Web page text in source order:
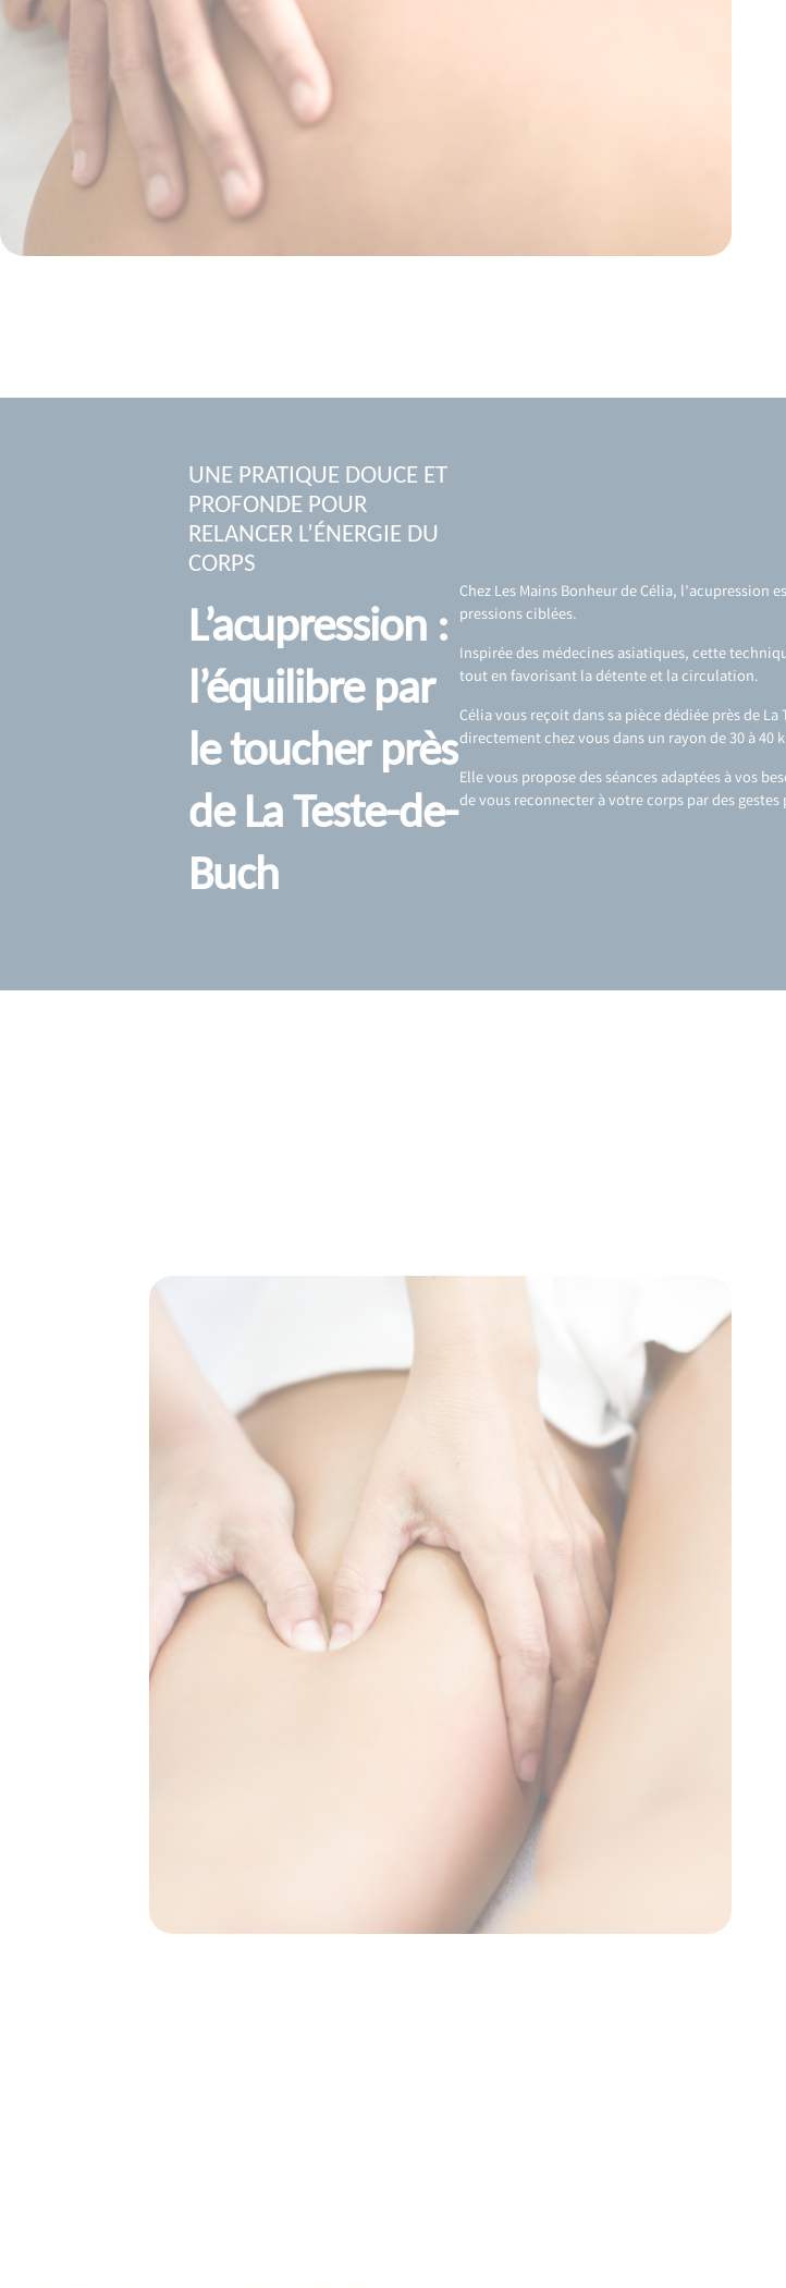
UNE PRATIQUE DOUCE ET
PROFONDE POUR
RELANCER L’ÉNERGIE DU
CORPS
L’acupression :
l’équilibre par
le toucher près
de La Teste-de-
Buch
Chez Les Mains Bonheur de Célia,
pressions ciblées.
Inspirée des médecines asiatiques, cette
tout en favorisant la détente et la circulation.
Célia vous reçoit dans sa pièce dédiée près de
directement chez vous dans un rayon de 30 à 40
Elle vous propose des séances adaptées à vos
de vous reconnecter à votre corps par des